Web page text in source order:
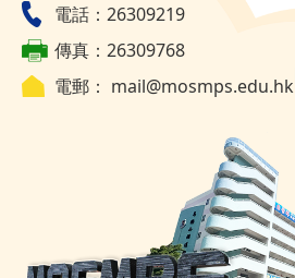
電話：26309219
傳真：26309768
電郵： mail@mosmps.edu.hk